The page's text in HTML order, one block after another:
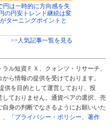
円は一時的に方向感を失
の円安トレンド継続は変
ターニングポイントと
>>人気記事一覧を見る
ル短資ＦＸ、クォンツ・リサーチ、
ら情報の提供を受けております。
供を目的として運営しており、投
ておりません。通貨ペアの選択、売
身の判断でなさるようにお願いいた
「プライバシー・ポリシー、著作